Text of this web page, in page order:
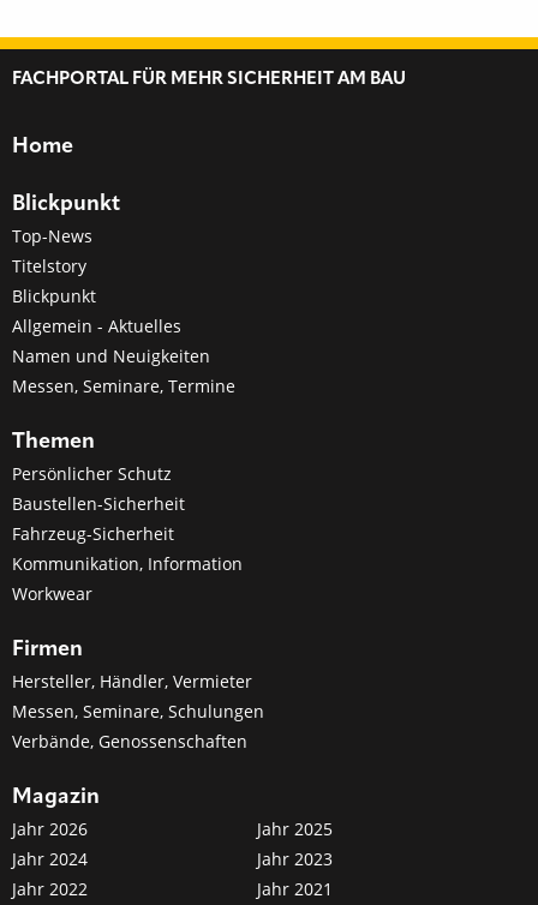
FACHPORTAL FÜR MEHR SICHERHEIT AM BAU
Home
Blickpunkt
Top-News
Titelstory
Blickpunkt
Allgemein - Aktuelles
Namen und Neuigkeiten
Messen, Seminare, Termine
Themen
Persönlicher Schutz
Baustellen-Sicherheit
Fahrzeug-Sicherheit
Kommunikation, Information
Workwear
Firmen
Hersteller, Händler, Vermieter
Messen, Seminare, Schulungen
Verbände, Genossenschaften
Magazin
Jahr 2026
Jahr 2025
Jahr 2024
Jahr 2023
Jahr 2022
Jahr 2021